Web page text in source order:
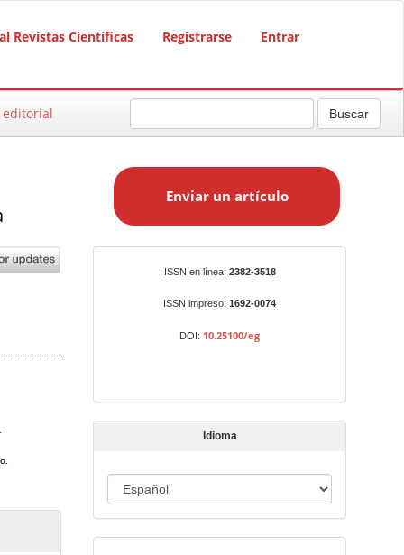
Revistas Científicas Registrarse Entrar
editorial Buscar
a
c
Enviar un artículo
ISSN en línea: 2382-3518
ISSN impreso: 1692-0074
DOI: 10.25100/eg
Idioma
d